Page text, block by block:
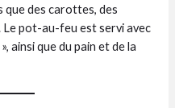
que des carottes, des
Le pot-au-feu est servi avec
ainsi que du pain et de la